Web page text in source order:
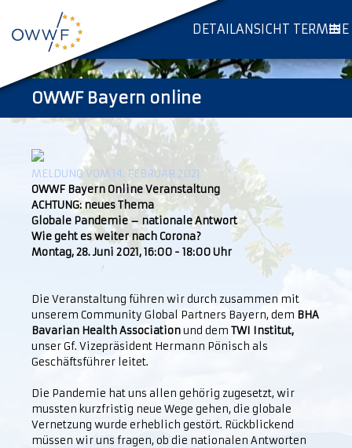
DETAILANSICHT TERMINE
OWWF Bayern online
MELDUNG VOM 14. FEBRUAR 2021
OWWF Bayern Online Veranstaltung
ACHTUNG: neues Thema
Globale Pandemie – nationale Antwort
Wie geht es weiter nach Corona?
Montag, 28. Juni 2021, 16:00 - 18:00 Uhr
Die Veranstaltung führen wir durch zusammen mit
unserem Community Global Partners Bayern, dem BHA
Bavarian Health Associationund dem TWI Institut,
unser Gf. Vizepräsident Hermann Pönisch als
Geschäftsführer leitet.
Die Pandemie hat uns allen gehörig zugesetzt, wir
mussten kurzfristig neue Wege gehen, die globale
Vernetzung wurde erheblich gestört. Rückblickend
müssen wir uns fragen, ob die nationalen Antworten